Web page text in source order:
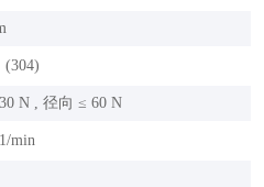
N , 径向 ≤ 60 N
min